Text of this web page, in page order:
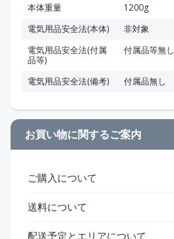
本体重量
1200g
電気用品安全法(本体)
非対象
電気用品安全法(付属
品等)
付属品等無し
電気用品安全法(備考) 付属品無し
お買い物に関するご案内
ご購入について
送料について
配送予定とエリアについて